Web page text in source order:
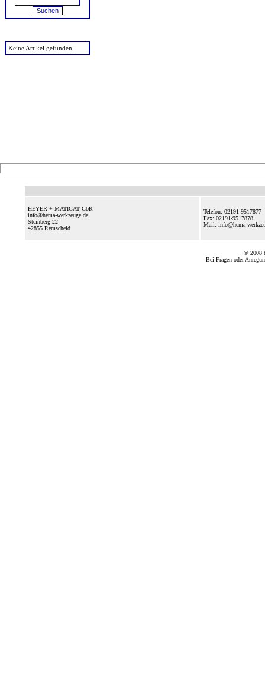
Keine Artikel gefunden
HEYER + MATIGAT GbR
info@hema-werkzeuge.de
Steinberg 22
42855 Remscheid
Telefon: 02191-9517877
Fax: 02191-9517878
Mail: info@hema-
© 2008
Bei Fragen oder